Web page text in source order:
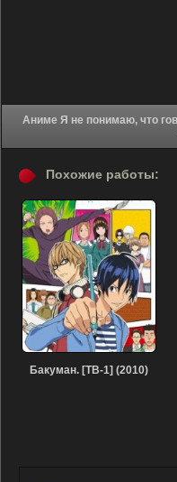
Аниме Я не понимаю, что говорит мой муж [ТВ-2] (2015) в хорошем
Похожие работы:
Бакуман. [ТВ-1] (2010)